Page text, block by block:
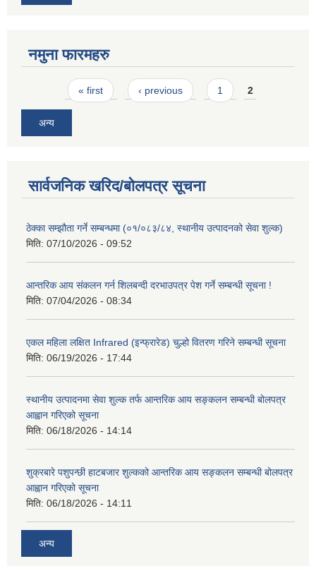
नमुना फारमहरु
Pages« first ‹ previous 1 2
अन्य
सार्वजनिक खरिद/बोलपत्र सूचना
ठेक्का सम्झौता गर्ने सम्बन्धमा (०१/०८३/८४, स्थानीय उत्पादनको सेवा शुल्क)
मिति: 07/10/2026 - 09:52
आन्तरिक आय संकलन गर्न शिलबन्दी दरभाउपत्र पेश गर्ने सम्बन्धी सूचना !
मिति: 07/04/2026 - 08:34
एकल महिला लक्षित Infrared (इन्फ्रारेड) चुल्हो वितरण गरिने सम्बन्धी सूचना
मिति: 06/19/2026 - 17:44
स्थानीय उत्पादनमा सेवा शुल्क तर्फ आन्तरिक आय सङ्कलन सम्बन्धी बोलपत्र
आह्वान गरिएको सूचना
मिति: 06/18/2026 - 14:14
शुक्रबारे पशुपन्छी हाटबजार शुल्कको आन्तरिक आय सङ्कलन सम्बन्धी बोलपत्र
आह्वान गरिएको सूचना
मिति: 06/18/2026 - 14:11
अन्य